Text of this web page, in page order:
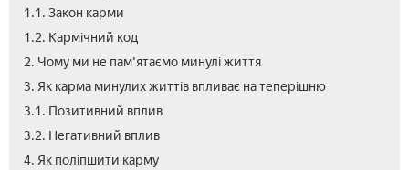
1.1. Закон карми
1.2. Кармічний код
2. Чому ми не пам'ятаємо минулі життя
3. Як карма минулих життів впливає на теперішню
3.1. Позитивний вплив
3.2. Негативний вплив
4. Як поліпшити карму